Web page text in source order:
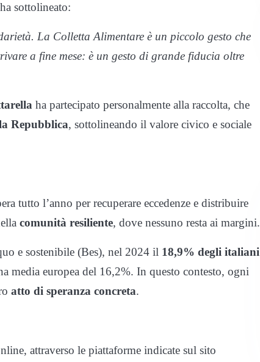
sottolineato:
La Colletta Alimentare è un piccolo gesto che
a fine mese: è un gesto di grande fiducia oltre
ha partecipato personalmente alla raccolta, che
Repubblica, sottolineando il valore civico e sociale
tutto l’anno per recuperare eccedenze e distribuire
comunità resiliente, dove nessuno resta ai margini.
e sostenibile (Bes), nel 2024 il 18,9% degli italiani
media europea del 16,2%. In questo contesto, ogni
atto di speranza concreta.
attraverso le piattaforme indicate sul sito